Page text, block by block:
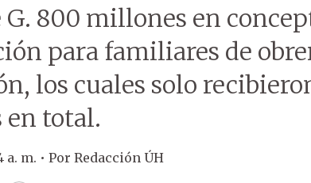
800 millones en
para familiares de
los cuales solo
total.
a. m. • Por Redacción ÚH